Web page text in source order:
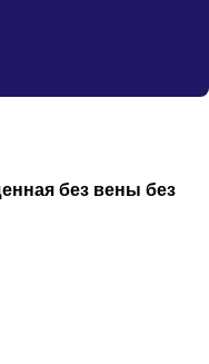
без вены без